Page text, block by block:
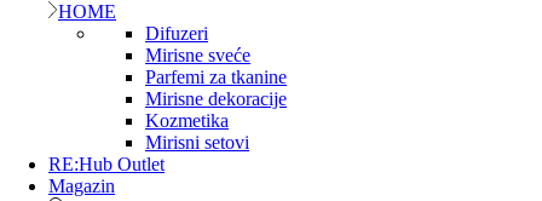
HOME
Difuzeri
Mirisne sveće
Parfemi za tkanine
Mirisne dekoracije
Kozmetika
Mirisni setovi
RE:Hub Outlet
Magazin